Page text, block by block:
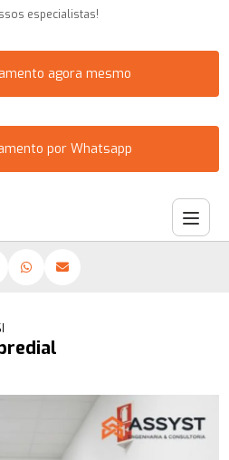
especialistas!
agora mesmo
por Whatsapp
PREDIAL